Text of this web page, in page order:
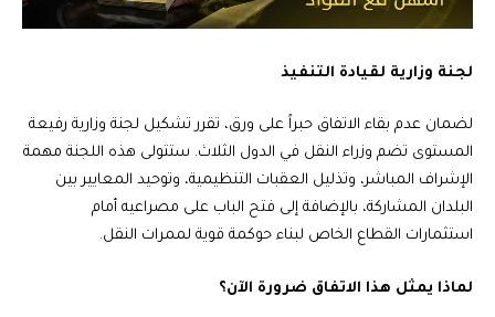
لجنة وزارية لقيادة التنفيذ
لضمان عدم بقاء الاتفاق حبراً على ورق، تقرر تشكيل لجنة وزارية رفيعة
المستوى تضم وزراء النقل في الدول الثلاث. ستتولى هذه اللجنة مهمة
الإشراف المباشر، وتذليل العقبات التنظيمية، وتوحيد المعايير بين
البلدان المشاركة، بالإضافة إلى فتح الباب على مصراعيه أمام
استثمارات القطاع الخاص لبناء حوكمة قوية لممرات النقل.
لماذا يمثل هذا الاتفاق ضرورة الآن؟